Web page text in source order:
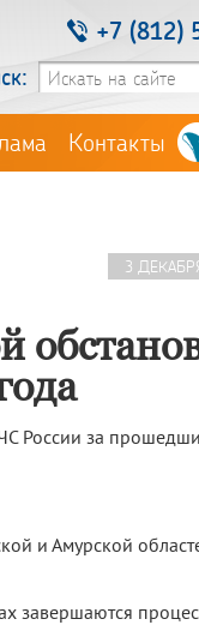
+7 (812)
Контакты
3
России за
и Амурской
завершаются